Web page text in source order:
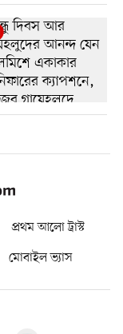
প্রথম আলো ট্রাস্ট
মোবাইল ভ্যাস